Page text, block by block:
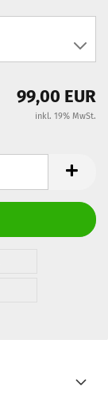
99,00 EUR
inkl. 19% MwSt.